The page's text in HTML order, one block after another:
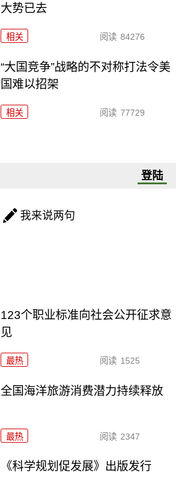
大势已去
相关 阅读 84276
“大国竞争”战略的不对称打法令美
国难以招架
相关 阅读 77729
登陆
我来说两句
123个职业标准向社会公开征求意
见
最热 阅读 1525
全国海洋旅游消费潜力持续释放
最热 阅读 2347
《科学规划促发展》出版发行